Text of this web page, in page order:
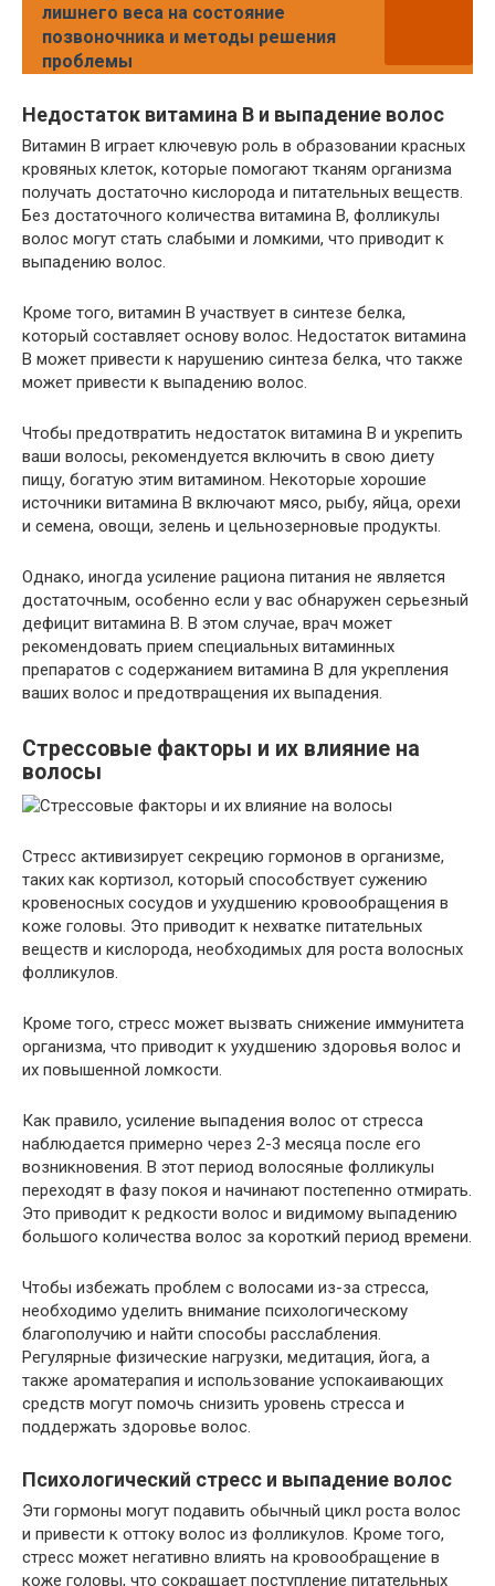
лишнего веса на состояние
позвоночника и методы решения
проблемы
Недостаток витамина B и выпадение волос
Витамин B играет ключевую роль в образовании красных
кровяных клеток, которые помогают тканям организма
получать достаточно кислорода и питательных веществ.
Без достаточного количества витамина B, фолликулы
волос могут стать слабыми и ломкими, что приводит к
выпадению волос.
Кроме того, витамин B участвует в синтезе белка,
который составляет основу волос. Недостаток витамина
B может привести к нарушению синтеза белка, что также
может привести к выпадению волос.
Чтобы предотвратить недостаток витамина B и укрепить
ваши волосы, рекомендуется включить в свою диету
пищу, богатую этим витамином. Некоторые хорошие
источники витамина B включают мясо, рыбу, яйца, орехи
и семена, овощи, зелень и цельнозерновые продукты.
Однако, иногда усиление рациона питания не является
достаточным, особенно если у вас обнаружен серьезный
дефицит витамина B. В этом случае, врач может
рекомендовать прием специальных витаминных
препаратов с содержанием витамина B для укрепления
ваших волос и предотвращения их выпадения.
Стрессовые факторы и их влияние на
волосы
Стресс активизирует секрецию гормонов в организме,
таких как кортизол, который способствует сужению
кровеносных сосудов и ухудшению кровообращения в
коже головы. Это приводит к нехватке питательных
веществ и кислорода, необходимых для роста волосных
фолликулов.
Кроме того, стресс может вызвать снижение иммунитета
организма, что приводит к ухудшению здоровья волос и
их повышенной ломкости.
Как правило, усиление выпадения волос от стресса
наблюдается примерно через 2-3 месяца после его
возникновения. В этот период волосяные фолликулы
переходят в фазу покоя и начинают постепенно отмирать.
Это приводит к редкости волос и видимому выпадению
большого количества волос за короткий период времени.
Чтобы избежать проблем с волосами из-за стресса,
необходимо уделить внимание психологическому
благополучию и найти способы расслабления.
Регулярные физические нагрузки, медитация, йога, а
также ароматерапия и использование успокаивающих
средств могут помочь снизить уровень стресса и
поддержать здоровье волос.
Психологический стресс и выпадение волос
Эти гормоны могут подавить обычный цикл роста волос
и привести к оттоку волос из фолликулов. Кроме того,
стресс может негативно влиять на кровообращение в
коже головы, что сокращает поступление питательных